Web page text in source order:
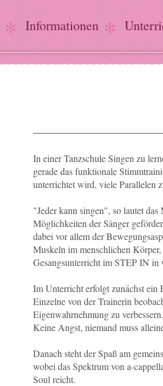
Informationen
In einer Tanzschule Singen zu
gerade das funktionale
unterrichtet wird, viele Parallelen
"Jeder kann singen", so lautet
Möglichkeiten der Sänger
dabei vor allem der
Muskeln im menschlichen
Gesangsunterricht im STEP IN
Im Unterricht erfolgt zunächst
Einzelne von der Trainerin
Eigenwahrnehmung zu verbessern.
Keine Angst, niemand muss
Danach steht der Spaß am
wobei das Spektrum von a-
Soul reicht.